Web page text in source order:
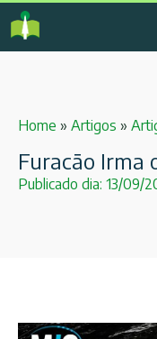
Home » Artigos »
Furacão Irma
Publicado dia: 13/09/